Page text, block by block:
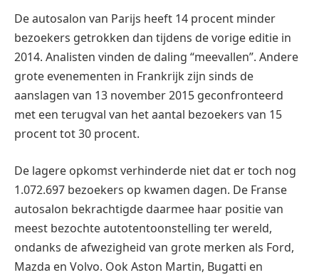
De autosalon van Parijs heeft 14 procent minder
bezoekers getrokken dan tijdens de vorige editie in
2014. Analisten vinden de daling “meevallen”. Andere
grote evenementen in Frankrijk zijn sinds de
aanslagen van 13 november 2015 geconfronteerd
met een terugval van het aantal bezoekers van 15
procent tot 30 procent.
De lagere opkomst verhinderde niet dat er toch nog
1.072.697 bezoekers op kwamen dagen. De Franse
autosalon bekrachtigde daarmee haar positie van
meest bezochte autotentoonstelling ter wereld,
ondanks de afwezigheid van grote merken als Ford,
Mazda en Volvo. Ook Aston Martin, Bugatti en